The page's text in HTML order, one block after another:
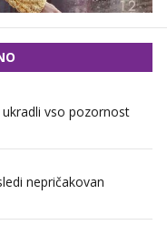
vso pozornost
nepričakovan